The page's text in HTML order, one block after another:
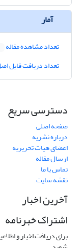
آمار
تعداد مشاهده مقاله
تعداد دریافت فایل
دسترسی سریع
صفحه اصلی
درباره نشریه
اعضای هیات تحریریه
ارسال مقاله
تماس با ما
نقشه سایت
آخرین اخبار
اشتراک خبرنامه
برای دریافت اخبار و